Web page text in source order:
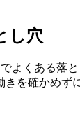
し穴
でよくある落
きを確かめず